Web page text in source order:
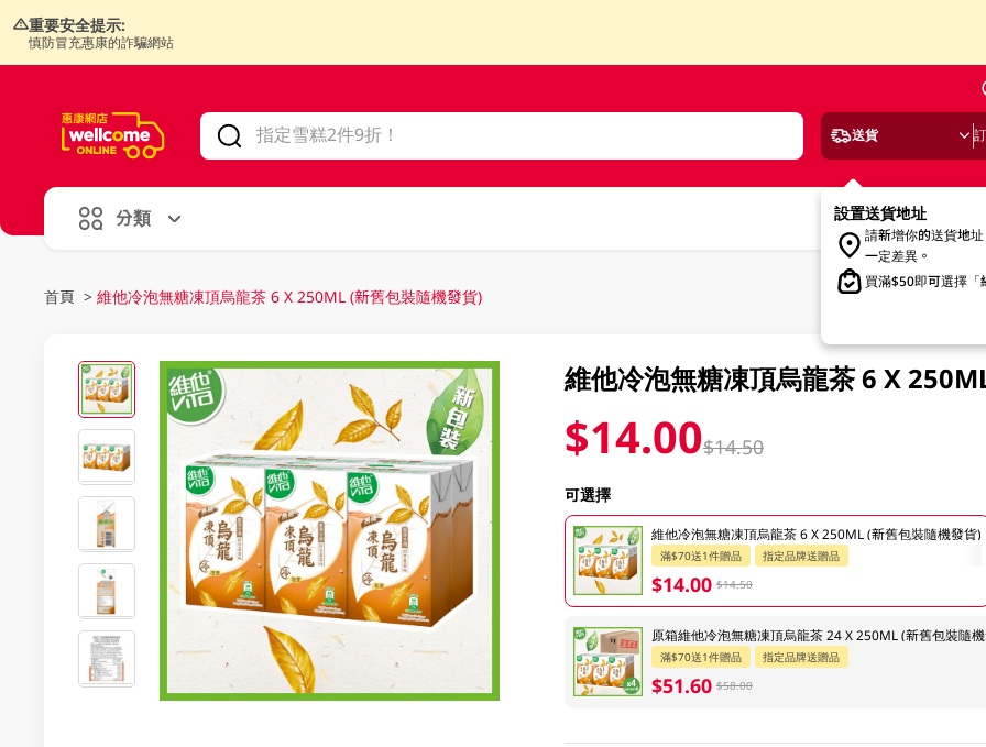
重要安全提示:
慎防冒充惠康的詐騙網站
送貨
設置送貨地址
請新增你的送貨地
一定差異。
買滿$50即可選擇「
分類
首頁 > 維他冷泡無糖凍頂烏龍茶 6 X 250ML (新舊包裝隨機發貨)
維他冷泡無糖凍頂烏龍茶 6 X
$14.00$14.50
可選擇
維他冷泡無糖凍頂烏龍茶 6 X 250ML (新舊包裝隨機發貨)
滿$70送1件贈品 指定品牌送贈品
$14.00 $14.50
原箱維他冷泡無糖凍頂烏龍茶 24 X 250ML (新舊包裝隨
滿$70送1件贈品 指定品牌送贈品
$51.60 $58.00